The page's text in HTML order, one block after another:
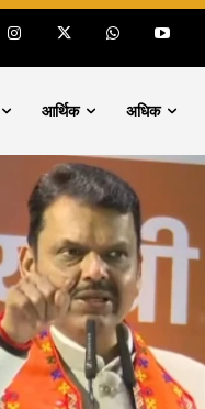
आर्थिक अधिक